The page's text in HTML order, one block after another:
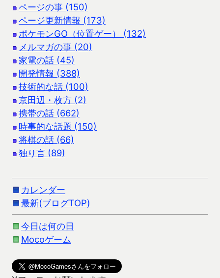
ページの事 (150)
ページ更新情報 (173)
ポケモンGO（位置ゲー） (132)
メルマガの事 (20)
家電の話 (45)
開発情報 (388)
技術的な話 (100)
京田辺・枚方 (2)
携帯の話 (662)
時事的な話題 (150)
将棋の話 (66)
独り言 (89)
カレンダー
最新(ブログTOP)
今日は何の日
Mocoゲーム